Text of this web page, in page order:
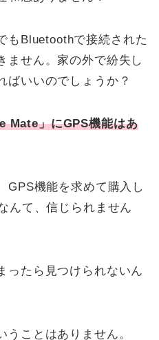
もBluetoothで接続された
ません。家の外で紛失し
ばいいのでしょうか？
Mate」にGPS機能はあ
GPS機能を求めて購入し
んて、信じられません
ったら見つけられないん
うことはありません。